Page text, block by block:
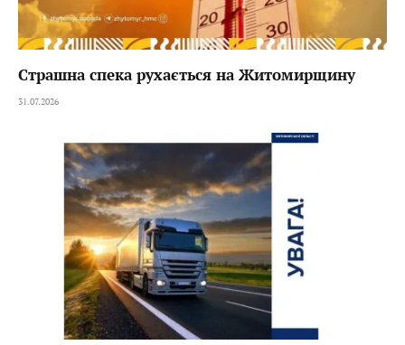
Страшна спека рухається на Житомирщину
31.07.2026